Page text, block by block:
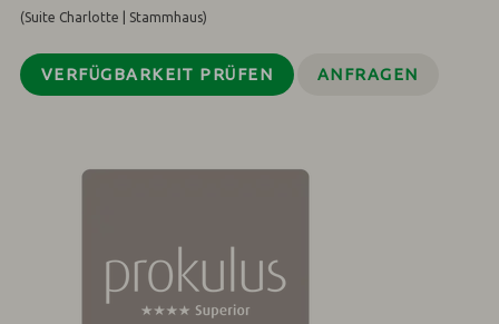
(Suite Charlotte | Stammhaus)
VERFÜGBARKEIT PRÜFEN ANFRAGEN